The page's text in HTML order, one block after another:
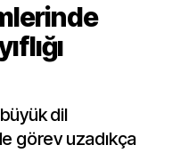
dil
görev uzadıkça